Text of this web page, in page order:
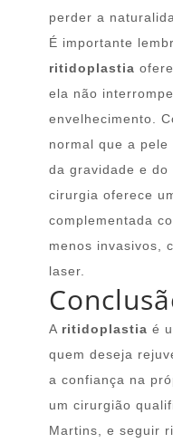
perder a
É importante
ritidoplastia
ela não
envelhecimento.
normal que a
da gravidade e do
cirurgia oferece
complementada
menos invasivos,
laser.
A ritidoplastia é
quem deseja
a confiança na
um cirurgião
Martins, e seguir